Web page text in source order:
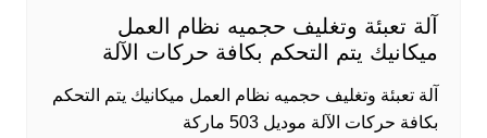
آلة تعبئة وتغليف حجميه نظام العمل
ميكانيك يتم التحكم بكافة حركات الآلة
آلة تعبئة وتغليف حجميه نظام العمل ميكانيك يتم التحكم
بكافة حركات الآلة موديل 503 ماركة